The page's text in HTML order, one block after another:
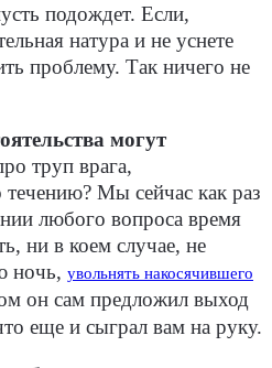
подождет. Если,
натура и не уснете
проблему. Так ничего не
могут
труп врага,
Мы сейчас как раз
любого вопроса время
ни в коем случае, не
ночь, увольнять накосячившего
он сам предложил выход
еще и сыграл вам на руку.